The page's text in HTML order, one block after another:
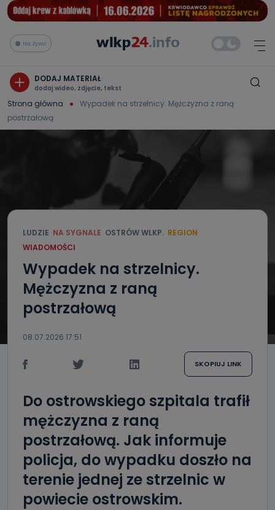
Na żywo
DODAJ MATERIAŁ
dodaj wideo, zdjęcie, tekst
Strona główna
Wypadek na strzelnicy. Mężczyzna z raną
postrzałową
LUDZIE NA SYGNALE OSTRÓW WLKP. REGION
WIADOMOŚCI
Wypadek na strzelnicy.
Mężczyzna z raną
postrzałową
08.07.2026 17:51
SKOPIUJ LINK
Do ostrowskiego szpitala trafił
mężczyzna z raną
postrzałową. Jak informuje
policja, do wypadku doszło na
terenie jednej ze strzelnic w
powiecie ostrowskim.